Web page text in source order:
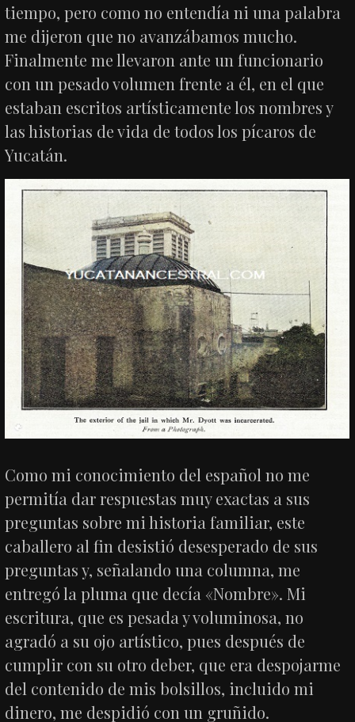
tiempo, pero como no entendía ni una palabra
me dijeron que no avanzábamos mucho.
Finalmente me llevaron ante un funcionario
con un pesado volumen frente a él, en el que
estaban escritos artísticamente los nombres y
las historias de vida de todos los pícaros de
Yucatán.
Como mi conocimiento del español no me
permitía dar respuestas muy exactas a sus
preguntas sobre mi historia familiar, este
caballero al fin desistió desesperado de sus
preguntas y, señalando una columna, me
entregó la pluma que decía «Nombre». Mi
escritura, que es pesada y voluminosa, no
agradó a su ojo artístico, pues después de
cumplir con su otro deber, que era despojarme
del contenido de mis bolsillos, incluido mi
dinero, me despidió con un gruñido.